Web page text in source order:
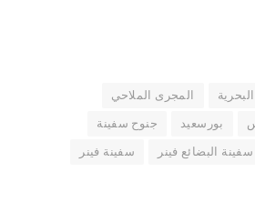
المجرى الملاحي
بورسعيد جنوح سفينة
سفينة البضائع فينر سفينة فينر